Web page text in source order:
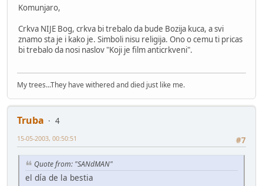
Komunjaro,
Crkva NIJE Bog, crkva bi trebalo da bude Bozija kuca, a svi
znamo sta je i kako je. Simboli nisu religija. Ono o cemu ti pricas
bi trebalo da nosi naslov "Koji je film anticrkveni".
My trees...They have withered and died just like me.
Truba
4
#7
15-05-2003, 00:50:51
Quote from: "SANdMAN"
el día de la bestia